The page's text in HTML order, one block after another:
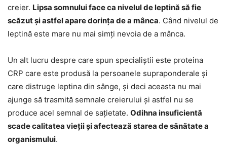
creier. Lipsa somnului face ca nivelul de leptină să fie
scăzut și astfel apare dorința de a mânca. Când nivelul de
leptină este mare nu mai simți nevoia de a mânca.
Un alt lucru despre care spun specialiștii este proteina
CRP care este produsă la persoanele supraponderale și
care distruge leptina din sânge, și deci aceasta nu mai
ajunge să trasmită semnale creierului și astfel nu se
produce acel semnal de sațietate. Odihna insuficientă
scade calitatea vieții și afectează starea de sănătate a
organismului.